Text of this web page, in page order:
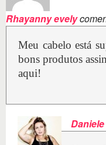
Rhayanny evely
Meu cabelo está
bons produtos
aqui!
Daniele